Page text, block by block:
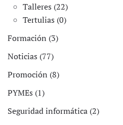
Talleres (22)
Tertulias (0)
Formación (3)
Noticias (77)
Promoción (8)
PYMEs (1)
Seguridad informática (2)